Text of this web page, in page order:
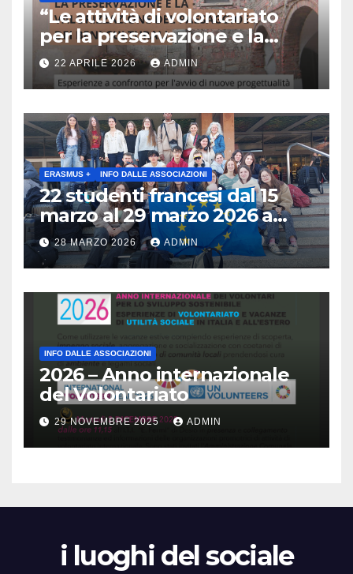
“Le attività di volontariato
per la preservazione e la
valorizzazione del paesaggio
e dei beni culturali
Esperienze a confronto per
l’avvio di nuove
progettualità – Sabato 2
maggio 2026 ore 10:30 Museo
archeologico di Gavardo (BS)
22 APRILE 2026 ADMIN
ERASMUS + INFO DALLE ASSOCIAZIONI
22 studenti francesi dal 15
marzo al 29 marzo 2026 a
Brescia : Erasmus plus :
Arricchisce la vita, apre la
mente
28 MARZO 2026 ADMIN
INFO DALLE ASSOCIAZIONI
2026 – Anno internazionale
del Volontariato
29 NOVEMBRE 2025 ADMIN
i luoghi del sociale